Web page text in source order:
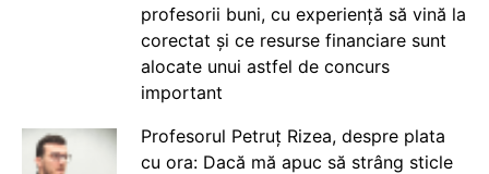
profesorii buni, cu experiență să vină la
corectat și ce resurse financiare sunt
alocate unui astfel de concurs
important
Profesorul Petruț Rizea, despre plata
cu ora: Dacă mă apuc să strâng sticle